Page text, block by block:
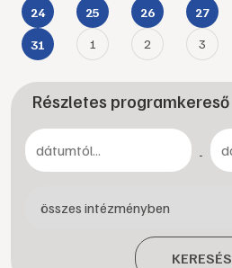
24 25 26 27
31 1 2 3
Részletes programkereső
-
KERESÉS